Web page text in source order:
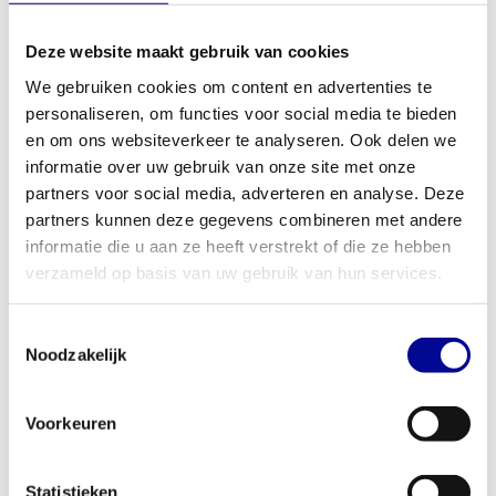
Deze website maakt gebruik van cookies
We gebruiken cookies om content en advertenties te
personaliseren, om functies voor social media te bieden
en om ons websiteverkeer te analyseren. Ook delen we
informatie over uw gebruik van onze site met onze
partners voor social media, adverteren en analyse. Deze
partners kunnen deze gegevens combineren met andere
informatie die u aan ze heeft verstrekt of die ze hebben
verzameld op basis van uw gebruik van hun services.
Noodzakelijk
Voorkeuren
Statistieken
nauwkeurig instelbare gewichtsstapel maken de selection
abductor geschikt voor elk niveau. Of je nu werkt aan revalidatie,
spierversteviging of krachtopbouw, dit toestel biedt de precisie die
je nodig hebt. Het is een onmisbaar onderdeel voor iedereen die
zijnlower body trainingserieus neemt.
Ideaal voor thuis en professioneel gebruik
De robuuste bouwkwaliteit maakt de selection abductor perfect
fysiotherapiepraktijken of bedrijfsfitness is dit een slimme keuze.
en vraagt
mogelijkheden, van koop tot lease. Bekijk onze
zakelijke
kunnen betekenen.